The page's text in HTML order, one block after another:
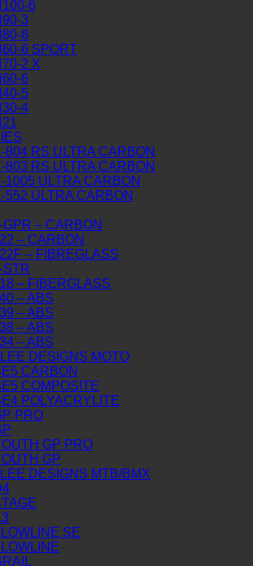
6
3
8
6 SPORT
2 X
6
5
4
804 RS ULTRA CARBON
803 RS ULTRA CARBON
1005 ULTRA CARBON
552 ULTRA CARBON
GPR – CARBON
– CARBON
– FIBREGLASS
STR
– FIBERGLASS
– ABS
– ABS
– ABS
– ABS
DESIGNS MOTO
CARBON
COMPOSITE
POLYACRYLITE
PRO
GP PRO
GP
DESIGNS MTB/BMX
SE